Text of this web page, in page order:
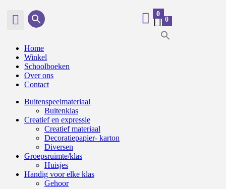
0
0
Home
Winkel
Schoolboeken
Over ons
Contact
Buitenspeelmateriaal
Buitenklas
Creatief en expressie
Creatief materiaal
Decoratiepapier- karton
Diversen
Groepsruimte/klas
Huisjes
Handig voor elke klas
Gehoor